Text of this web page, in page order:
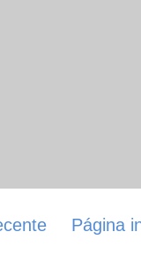
Página